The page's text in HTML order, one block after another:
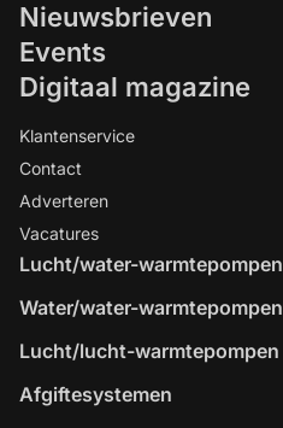
Nieuwsbrieven
Events
Digitaal magazine
Klantenservice
Contact
Adverteren
Vacatures
Lucht/water-warmtepompen
Water/water-warmtepompen
Lucht/lucht-warmtepompen
Afgiftesystemen